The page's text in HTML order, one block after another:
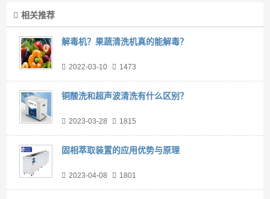
相关推荐
解毒机？果蔬清洗机真的能解毒？
2022-03-10 1473
铜酸洗和超声波清洗有什么区别？
2023-03-28 1815
固相萃取装置的应用优势与原理
2023-04-08 1801